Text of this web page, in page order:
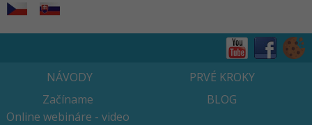
NÁVODY
Začíname
Online webináre - video
PRVÉ KROKY
BLOG